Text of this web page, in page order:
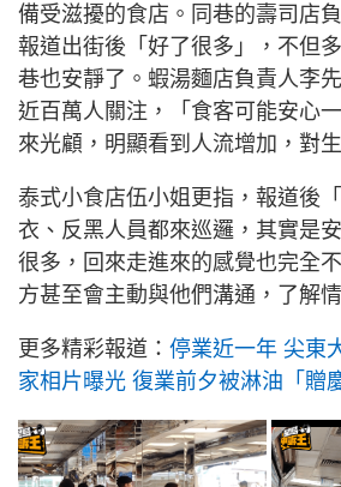
備受滋擾的食店。同巷的壽司店
報道出街後「好了很多」，不但
巷也安靜了。蝦湯麵店負責人李
近百萬人關注，「食客可能安心
來光顧，明顯看到人流增加，對
泰式小食店伍小姐更指，報道後
衣、反黑人員都來巡邏，其實是
很多，回來走進來的感覺也完全
方甚至會主動與他們溝通，了解
更多精彩報道： 停業近一年 尖東
家相片曝光 復業前夕被淋油「贈